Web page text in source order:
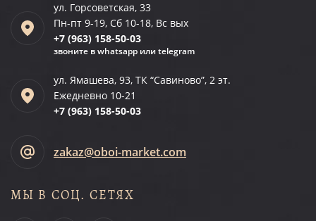
ул. Горсоветская, 33
Пн-пт 9-19, Сб 10-18, Вс вых
+7 (963) 158-50-03
звоните в whatsapp или telegram
ул. Ямашева, 93, ТК “Савиново”, 2 эт.
Ежедневно 10-21
+7 (963) 158-50-03
zakaz@oboi-market.com
МЫ В СОЦ. СЕТЯХ